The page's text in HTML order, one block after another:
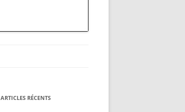
ARTICLES RÉCENTS